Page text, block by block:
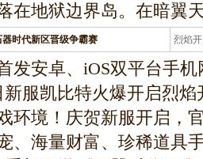
在地狱边界岛。在暗翼
时代新区晋级争霸赛 烈焰
龙
发安卓、iOS双平台手
新服凯比特火爆开启烈
环境！庆贺新服开启，
、海量财富、珍稀道具